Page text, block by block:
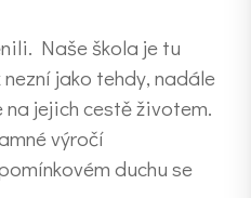
Naše škola je tu
jako tehdy, nadále
jejich cestě životem.
výročí
duchu se